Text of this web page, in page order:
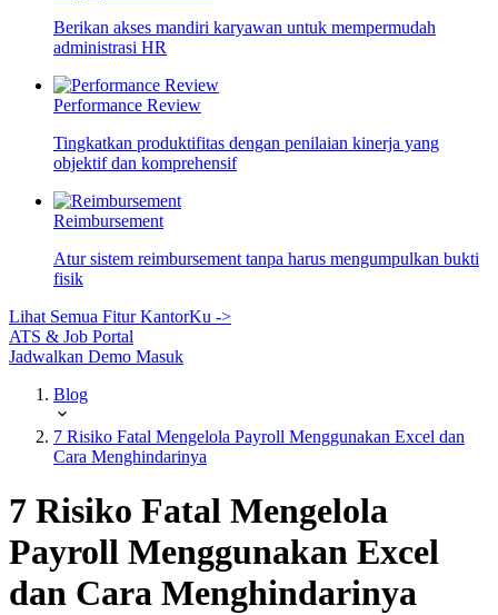
Berikan akses mandiri karyawan untuk mempermudah
administrasi HR
Performance Review
Tingkatkan produktifitas dengan penilaian kinerja yang
objektif dan komprehensif
Reimbursement
Atur sistem reimbursement tanpa harus mengumpulkan bukti
fisik
Lihat Semua Fitur KantorKu ->
ATS & Job Portal
Jadwalkan Demo Masuk
Blog
7 Risiko Fatal Mengelola Payroll Menggunakan Excel dan
Cara Menghindarinya
7 Risiko Fatal Mengelola
Payroll Menggunakan Excel
dan Cara Menghindarinya